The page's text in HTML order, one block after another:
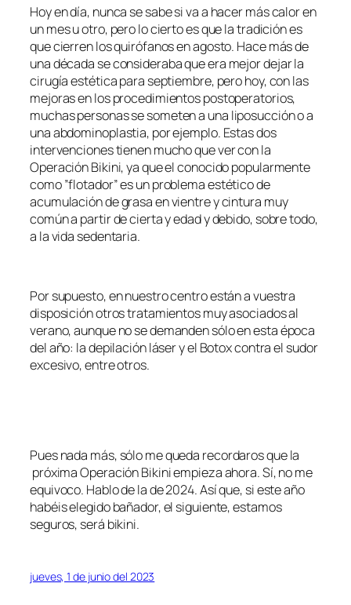
Hoy en día, nunca se sabe si va a hacer más calor en
un mes u otro, pero lo cierto es que la tradición es
que cierren los quirófanos en agosto. Hace más de
una década se consideraba que era mejor dejar la
cirugía estética para septiembre, pero hoy, con las
mejoras en los procedimientos postoperatorios,
muchas personas se someten a una liposucción o a
una abdominoplastia, por ejemplo. Estas dos
intervenciones tienen mucho que ver con la
Operación Bikini, ya que el conocido popularmente
como ”flotador” es un problema estético de
acumulación de grasa en vientre y cintura muy
común a partir de cierta y edad y debido, sobre todo,
a la vida sedentaria.
Por supuesto, en nuestro centro están a vuestra
disposición otros tratamientos muy asociados al
verano, aunque no se demanden sólo en esta época
del año: la depilación láser y el Botox contra el sudor
excesivo, entre otros.
Pues nada más, sólo me queda recordaros que la
próxima Operación Bikini empieza ahora. Sí, no me
equivoco. Hablo de la de 2024. Así que, si este año
habéis elegido bañador, el siguiente, estamos
seguros, será bikini.
jueves, 1 de junio del 2023